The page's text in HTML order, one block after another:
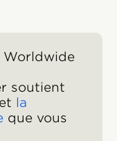
Worldwide
soutient
la
que vous